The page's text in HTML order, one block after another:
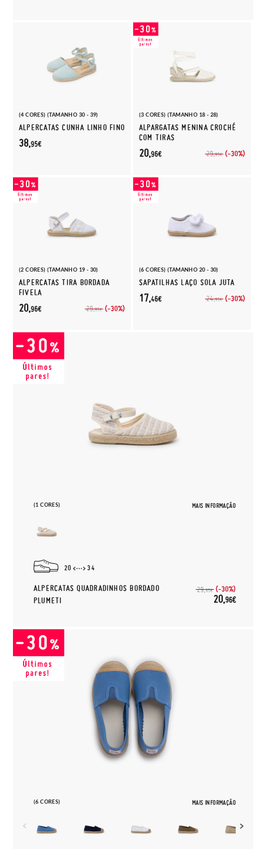
(4 CORES) (TAMANHO 30 - 39)
ALPERCATAS CUNHA LINHO FINO
38,95€
(3 CORES) (TAMANHO 18 - 28)
ALPARGATAS MENINA CROCHÉ
COM TIRAS
29,95€ (-30%)
20,96€
(2 CORES) (TAMANHO 19 - 30)
ALPERCATAS TIRA BORDADA
FIVELA
29,95€ (-30%)
20,96€
(6 CORES) (TAMANHO 20 - 30)
SAPATILHAS LAÇO SOLA JUTA
24,95€ (-30%)
17,46€
(1 CORES) MAIS INFORMAÇÃO
20 34
ALPERCATAS QUADRADINHOS BORDADO
PLUMETI
29,95€ (-30%)
20,96€
(6 CORES) MAIS INFORMAÇÃO